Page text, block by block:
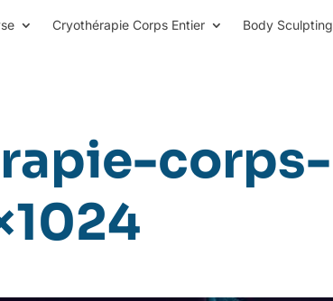
Cryothérapie Corps Entier Body Sculpting
corps-